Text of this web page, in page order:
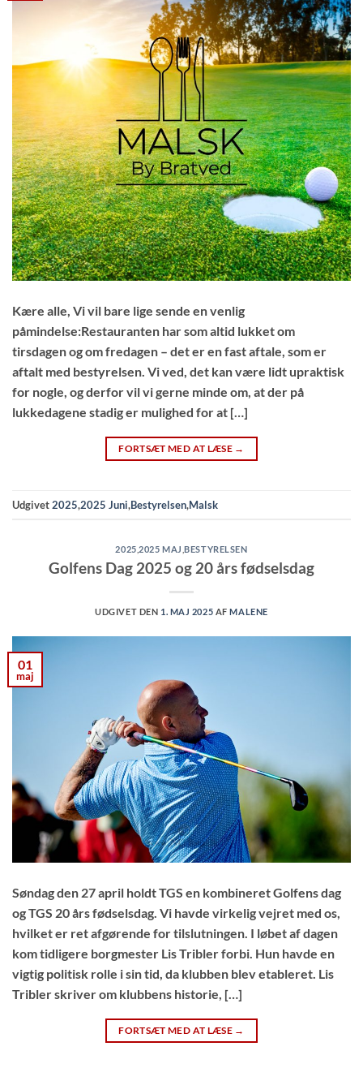
Kære alle, Vi vil bare lige sende en venlig
påmindelse:Restauranten har som altid lukket om
tirsdagen og om fredagen – det er en fast aftale, som er
aftalt med bestyrelsen. Vi ved, det kan være lidt upraktisk
for nogle, og derfor vil vi gerne minde om, at der på
lukkedagene stadig er mulighed for at […]
FORTSÆT MED AT LÆSE →
Udgivet2025,2025 Juni,Bestyrelsen,Malsk
2025 ,2025 MAJ ,BESTYRELSEN
Golfens Dag 2025 og 20 års fødselsdag
UDGIVET DEN 1. MAJ 2025 AFMALENE
01
maj
Søndag den 27 april holdt TGS en kombineret Golfens dag
og TGS 20 års fødselsdag. Vi havde virkelig vejret med os,
hvilket er ret afgørende for tilslutningen. I løbet af dagen
kom tidligere borgmester Lis Tribler forbi. Hun havde en
vigtig politisk rolle i sin tid, da klubben blev etableret. Lis
Tribler skriver om klubbens historie, […]
FORTSÆT MED AT LÆSE →